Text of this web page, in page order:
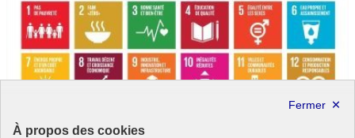
À propos des cookies